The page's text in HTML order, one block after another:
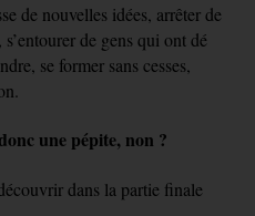
de nouvelles idées, arrêter de
de gens qui ont dé
se former sans cesses,
une pépite, non ?
dans la partie finale